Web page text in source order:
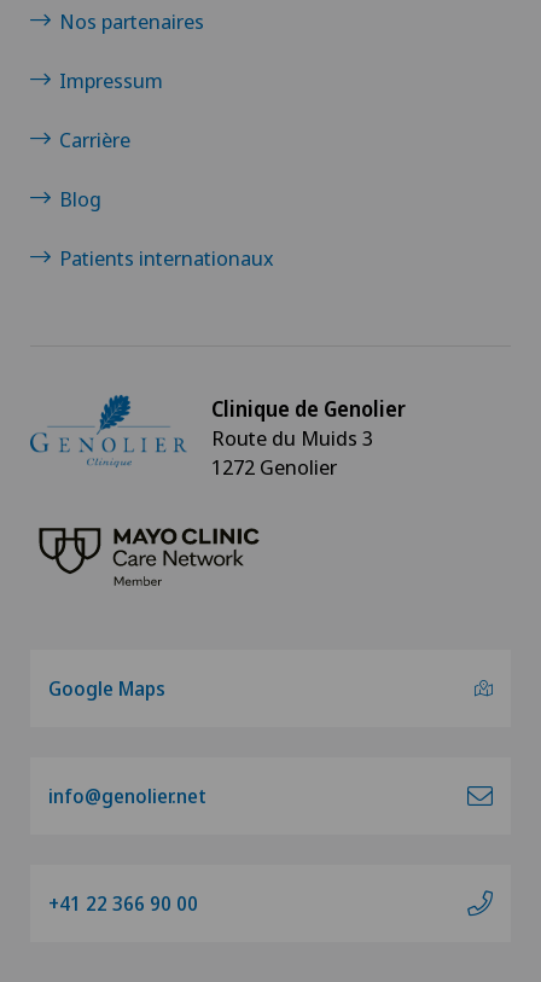
Nos partenaires
Impressum
Carrière
Blog
Patients internationaux
Clinique de Genolier
Route du Muids 3
1272 Genolier
Google Maps
info@genolier.net
+41 22 366 90 00